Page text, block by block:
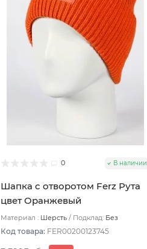
0 В наличии
Шапка с отворотом Ferz Рута
цвет Оранжевый
Материал : Шерсть Подклад: Без
Код товара: FER00200123745